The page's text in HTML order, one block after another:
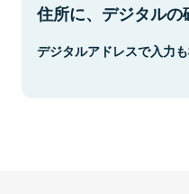
住所に、デジタルの
デジタルアドレスで入力も